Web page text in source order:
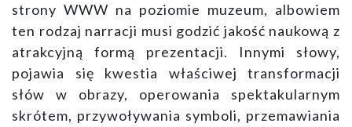
strony WWW na poziomie muzeum, albowiem
ten rodzaj narracji musi godzić jakość naukową z
atrakcyjną formą prezentacji. Innymi słowy,
pojawia się kwestia właściwej transformacji
słów w obrazy, operowania spektakularnym
skrótem, przywoływania symboli, przemawiania